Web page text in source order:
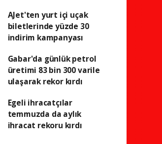
AJet'ten yurt içi uçak
biletlerinde yüzde 30
indirim kampanyası
Gabar'da günlük petrol
üretimi 83 bin 300 varile
ulaşarak rekor kırdı
Egeli ihracatçılar
temmuzda da aylık
ihracat rekoru kırdı